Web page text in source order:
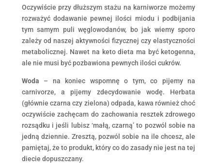
Oczywiście przy dłuższym stażu na karniworze możemy
rozważyć dodawanie pewnej ilości miodu i podbijania
tym samym puli węglowodanów, bo jak wiemy sporo
zależy od naszej aktywności fizycznej czy elastyczności
metabolicznej. Nawet na keto dieta ma być ketogenna,
ale nie musi być pozbawiona pewnych ilości cukrów.
Woda – na koniec wspomnę o tym, co pijemy na
carnivorze, a pijemy zdecydowanie wodę. Herbata
(głównie czarna czy zielona) odpada, kawa również choć
oczywiście zachęcam do zachowania resztek zdrowego
rozsądku i jeśli lubisz ‘małą, czarną’ to pozwól sobie na
jedną dziennie. Zresztą, pozwól sobie na ile chcesz, ale
pamiętaj, że to produkt, który co do zasady nie jest na tej
diecie dopuszczany.